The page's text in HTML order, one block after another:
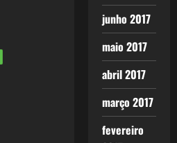
junho 2017
maio 2017
abril 2017
março 2017
fevereiro